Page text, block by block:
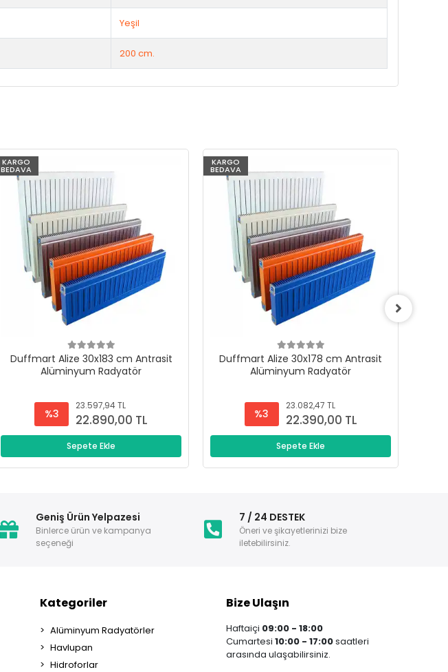
Yeşil
200 cm.
KARGO
BEDAVA
Duffmart Alize 30x183 cm Antrasit
Alüminyum Radyatör
%3
23.597,94 TL
22.890,00 TL
Sepete Ekle
KARGO
BEDAVA
Duffmart Alize 30x178 cm Antrasit
Alüminyum Radyatör
%3
23.082,47 TL
22.390,00 TL
Sepete Ekle
Geniş Ürün Yelpazesi
Binlerce ürün ve kampanya
seçeneği
7 / 24 DESTEK
Öneri ve şikayetlerinizi bize
iletebilirsiniz.
Kategoriler
Alüminyum Radyatörler
Havlupan
Hidroforlar
Bize Ulaşın
Haftaiçi 09:00 - 18:00
Cumartesi 10:00 - 17:00saatleri
arasında ulaşabilirsiniz.